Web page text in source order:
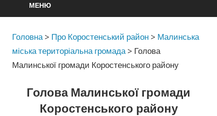
МЕНЮ
Головна > Про Коростенський район > Малинська
міська територіальна громада > Голова
Малинської громади Коростенського району
Голова Малинської громади
Коростенського району